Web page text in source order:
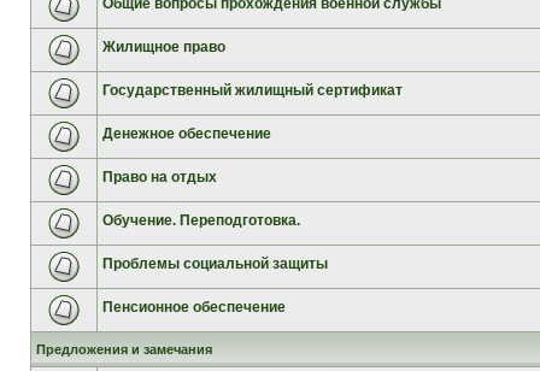
Общие вопросы прохождения военной службы
Жилищное право
Государственный жилищный сертификат
Денежное обеспечение
Право на отдых
Обучение. Переподготовка.
Проблемы социальной защиты
Пенсионное обеспечение
Предложения и замечания